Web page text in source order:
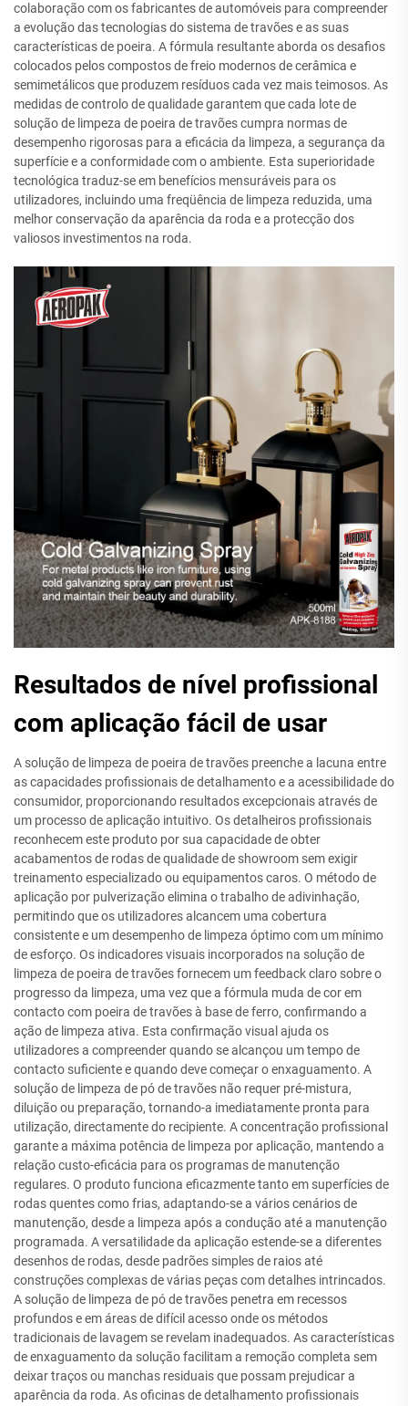
colaboração com os fabricantes de automóveis para compreender
a evolução das tecnologias do sistema de travões e as suas
características de poeira. A fórmula resultante aborda os desafios
colocados pelos compostos de freio modernos de cerâmica e
semimetálicos que produzem resíduos cada vez mais teimosos. As
medidas de controlo de qualidade garantem que cada lote de
solução de limpeza de poeira de travões cumpra normas de
desempenho rigorosas para a eficácia da limpeza, a segurança da
superfície e a conformidade com o ambiente. Esta superioridade
tecnológica traduz-se em benefícios mensuráveis para os
utilizadores, incluindo uma freqüência de limpeza reduzida, uma
melhor conservação da aparência da roda e a protecção dos
valiosos investimentos na roda.
Resultados de nível profissional
com aplicação fácil de usar
A solução de limpeza de poeira de travões preenche a lacuna entre
as capacidades profissionais de detalhamento e a acessibilidade do
consumidor, proporcionando resultados excepcionais através de
um processo de aplicação intuitivo. Os detalheiros profissionais
reconhecem este produto por sua capacidade de obter
acabamentos de rodas de qualidade de showroom sem exigir
treinamento especializado ou equipamentos caros. O método de
aplicação por pulverização elimina o trabalho de adivinhação,
permitindo que os utilizadores alcancem uma cobertura
consistente e um desempenho de limpeza óptimo com um mínimo
de esforço. Os indicadores visuais incorporados na solução de
limpeza de poeira de travões fornecem um feedback claro sobre o
progresso da limpeza, uma vez que a fórmula muda de cor em
contacto com poeira de travões à base de ferro, confirmando a
ação de limpeza ativa. Esta confirmação visual ajuda os
utilizadores a compreender quando se alcançou um tempo de
contacto suficiente e quando deve começar o enxaguamento. A
solução de limpeza de pó de travões não requer pré-mistura,
diluição ou preparação, tornando-a imediatamente pronta para
utilização, directamente do recipiente. A concentração profissional
garante a máxima potência de limpeza por aplicação, mantendo a
relação custo-eficácia para os programas de manutenção
regulares. O produto funciona eficazmente tanto em superfícies de
rodas quentes como frias, adaptando-se a vários cenários de
manutenção, desde a limpeza após a condução até a manutenção
programada. A versatilidade da aplicação estende-se a diferentes
desenhos de rodas, desde padrões simples de raios até
construções complexas de várias peças com detalhes intrincados.
A solução de limpeza de pó de travões penetra em recessos
profundos e em áreas de difícil acesso onde os métodos
tradicionais de lavagem se revelam inadequados. As características
de enxaguamento da solução facilitam a remoção completa sem
deixar traços ou manchas residuais que possam prejudicar a
aparência da roda. As oficinas de detalhamento profissionais